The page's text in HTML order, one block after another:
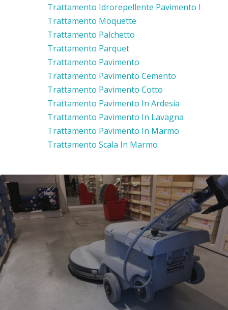
Trattamento Idrorepellente Pavimento In Cotto
Trattamento Moquette
Trattamento Palchetto
Trattamento Parquet
Trattamento Pavimento
Trattamento Pavimento Cemento
Trattamento Pavimento Cotto
Trattamento Pavimento In Ardesia
Trattamento Pavimento In Lavagna
Trattamento Pavimento In Marmo
Trattamento Scala In Marmo